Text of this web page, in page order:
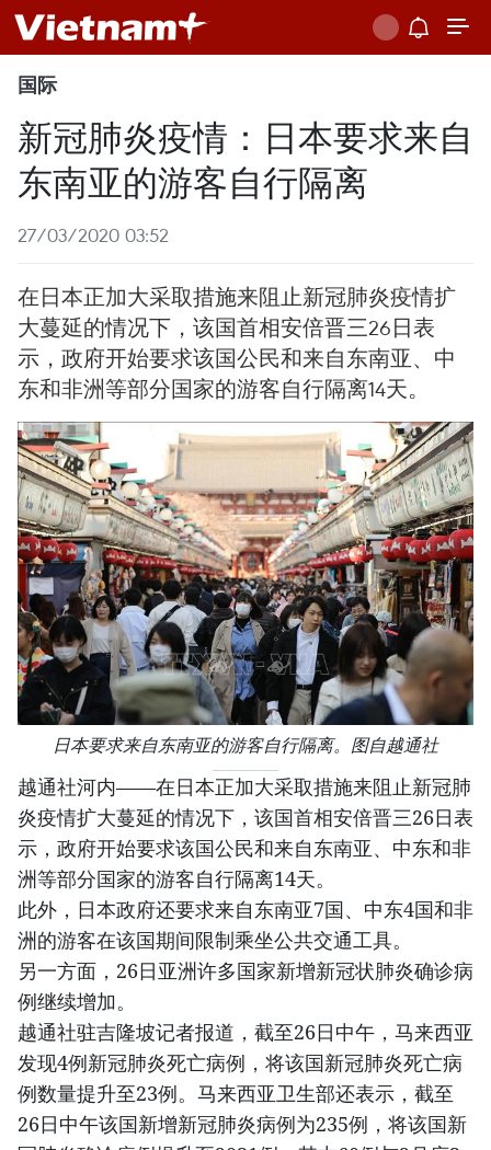
国际
新冠肺炎疫情：日本要求来自
东南亚的游客自行隔离
27/03/2020 03:52
在日本正加大采取措施来阻止新冠肺炎疫情扩
大蔓延的情况下，该国首相安倍晋三26日表
示，政府开始要求该国公民和来自东南亚、中
东和非洲等部分国家的游客自行隔离14天。
日本要求来自东南亚的游客自行隔离。图自越通社
越通社河内——在日本正加大采取措施来阻止新冠肺
炎疫情扩大蔓延的情况下，该国首相安倍晋三26日表
示，政府开始要求该国公民和来自东南亚、中东和非
洲等部分国家的游客自行隔离14天。
此外，日本政府还要求来自东南亚7国、中东4国和非
洲的游客在该国期间限制乘坐公共交通工具。
另一方面，26日亚洲许多国家新增新冠状肺炎确诊病
例继续增加。
越通社驻吉隆坡记者报道，截至26日中午，马来西亚
发现4例新冠肺炎死亡病例，将该国新冠肺炎死亡病
例数量提升至23例。马来西亚卫生部还表示，截至
26日中午该国新增新冠肺炎病例为235例，将该国新